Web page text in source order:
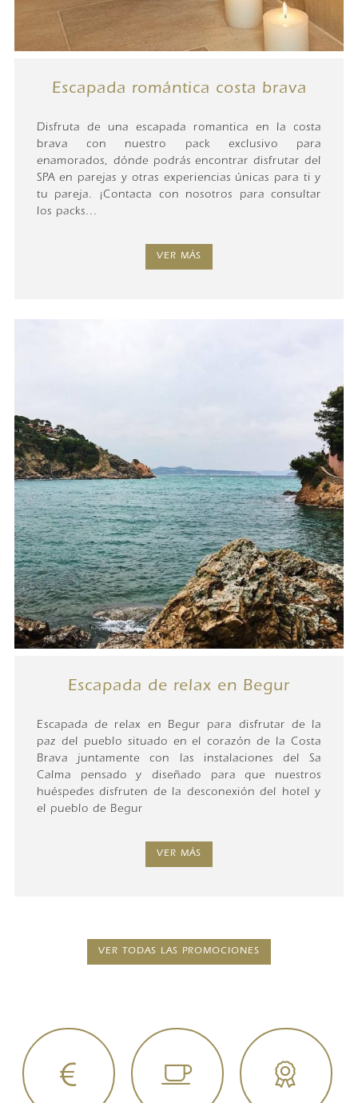
Escapada romántica costa brava
Disfruta de una escapada romantica en la costa
brava con nuestro pack exclusivo para
enamorados, dónde podrás encontrar disfrutar del
SPA en parejas y otras experiencias únicas para ti y
tu pareja. ¡Contacta con nosotros para consultar
los packs...
VER MÁS
Escapada de relax en Begur
Escapada de relax en Begur para disfrutar de la
paz del pueblo situado en el corazón de la Costa
Brava juntamente con las instalaciones del Sa
Calma pensado y diseñado para que nuestros
huéspedes disfruten de la desconexión del hotel y
el pueblo de Begur
VER MÁS
VER TODAS LAS PROMOCIONES